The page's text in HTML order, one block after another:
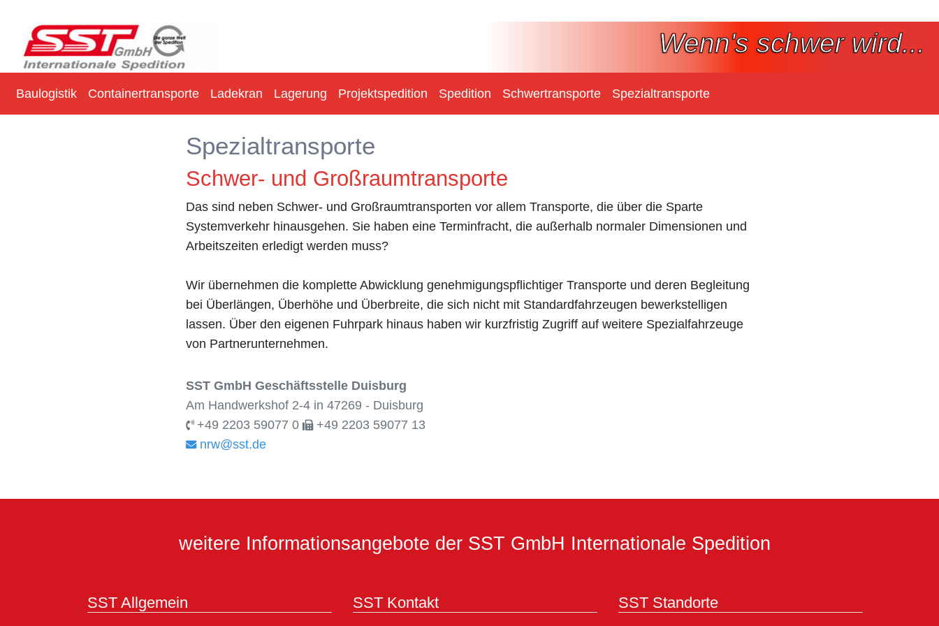
Wenn's schwer wird...
Baulogistik Containertransporte Ladekran Lagerung Projektspedition Spedition Schwertransporte Spezialtransporte
Spezialtransporte
Schwer- und Großraumtransporte
Das sind neben Schwer- und Großraumtransporten vor allem Transporte, die über die Sparte
Systemverkehr hinausgehen. Sie haben eine Terminfracht, die außerhalb normaler Dimensionen und
Arbeitszeiten erledigt werden muss?
Wir übernehmen die komplette Abwicklung genehmigungspflichtiger Transporte und deren Begleitung
bei Überlängen, Überhöhe und Überbreite, die sich nicht mit Standardfahrzeugen bewerkstelligen
lassen. Über den eigenen Fuhrpark hinaus haben wir kurzfristig Zugriff auf weitere Spezialfahrzeuge
von Partnerunternehmen.
SST GmbH Geschäftsstelle Duisburg
Am Handwerkshof 2-4 in 47269 - Duisburg
+49 2203 59077 0
+49 2203 59077 13
nrw@sst.de
weitere Informationsangebote der SST GmbH Internationale Spedition
SST Allgemein SST Kontakt SST Standorte